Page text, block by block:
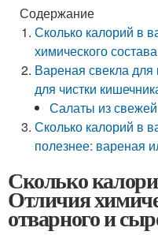
Содержание
Сколько калорий в
химического
Вареная свекла
для чистки
Салаты из
Сколько калорий в
полезнее: вареная
Сколько
Отличия
отварного и